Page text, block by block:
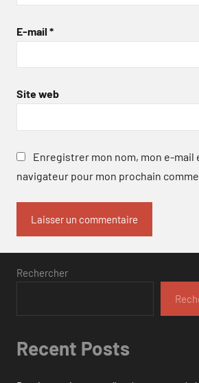
E-mail *
Site web
Enregistrer mon nom, mon e-mail
navigateur pour mon prochain
Rechercher
Recent Posts